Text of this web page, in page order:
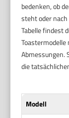
bedenken, ob
steht oder
Tabelle findest
Abmessungen.
die
Modell